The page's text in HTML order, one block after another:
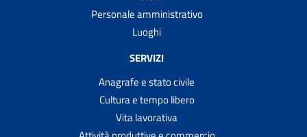
Personale amministrativo
Luoghi
SERVIZI
Anagrafe e stato civile
Cultura e tempo libero
Vita lavorativa